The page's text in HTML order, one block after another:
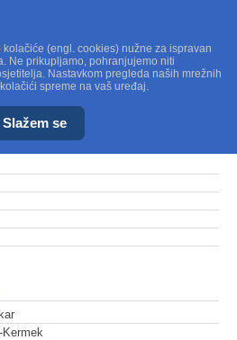
(engl. cookies) nužne za ispravan
Ne prikupljamo, pohranjujemo niti
Nastavkom pregleda naših mrežnih
spreme na vaš uređaj.
Slažem se